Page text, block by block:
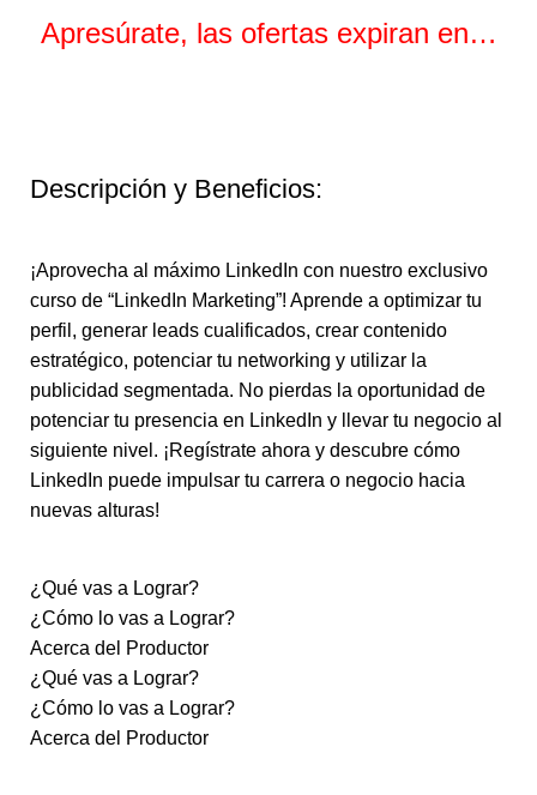
Apresúrate, las ofertas expiran en…
Descripción y Beneficios:
¡Aprovecha al máximo LinkedIn con nuestro exclusivo
curso de “LinkedIn Marketing”! Aprende a optimizar tu
perfil, generar leads cualificados, crear contenido
estratégico, potenciar tu networking y utilizar la
publicidad segmentada. No pierdas la oportunidad de
potenciar tu presencia en LinkedIn y llevar tu negocio al
siguiente nivel. ¡Regístrate ahora y descubre cómo
LinkedIn puede impulsar tu carrera o negocio hacia
nuevas alturas!
¿Qué vas a Lograr?
¿Cómo lo vas a Lograr?
Acerca del Productor
¿Qué vas a Lograr?
¿Cómo lo vas a Lograr?
Acerca del Productor